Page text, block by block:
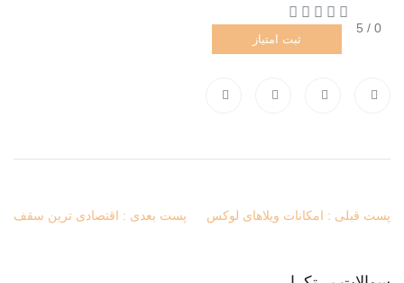
0
/ 5
ثبت امتیاز
پست قبلی : امکانات ویلاهای لوکس پست بعدی : اقتصادی ترین سقف